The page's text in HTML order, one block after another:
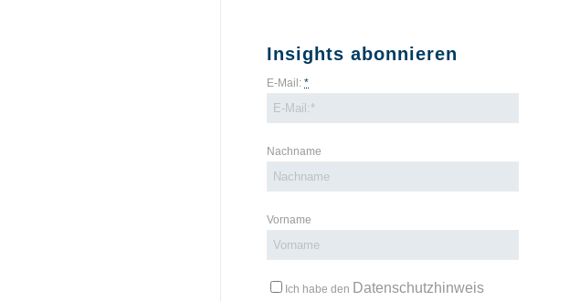
Insights abonnieren
E-Mail:*
Nachname
Vorname
Ich habe den Datenschutzhinweis